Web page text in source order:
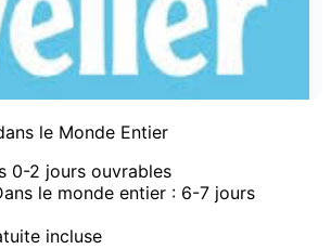
le Monde Entier
0-2 jours ouvrables
le monde entier : 6-7 jours
incluse